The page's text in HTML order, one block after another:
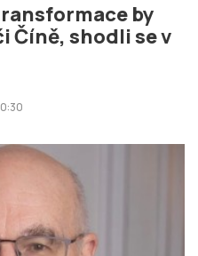
by
Číně, shodli se v